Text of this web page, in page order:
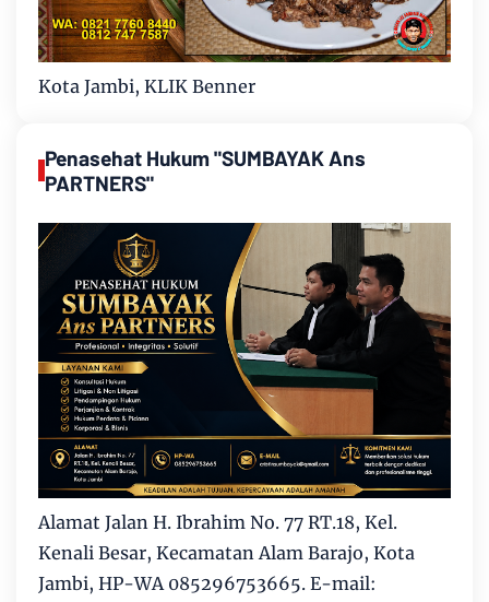
Kota Jambi, KLIK Benner
Penasehat Hukum "SUMBAYAK Ans
PARTNERS"
Alamat Jalan H. Ibrahim No. 77 RT.18, Kel.
Kenali Besar, Kecamatan Alam Barajo, Kota
Jambi, HP-WA 085296753665. E-mail: